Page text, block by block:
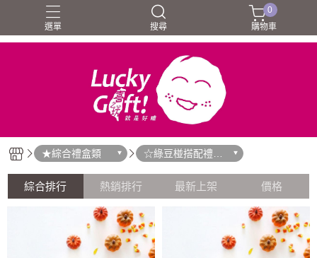
選單 搜尋
0
購物車
★綜合禮盒類
☆綠豆椪搭配禮盒
系列
綜合排行 熱銷排行 最新上架 價格